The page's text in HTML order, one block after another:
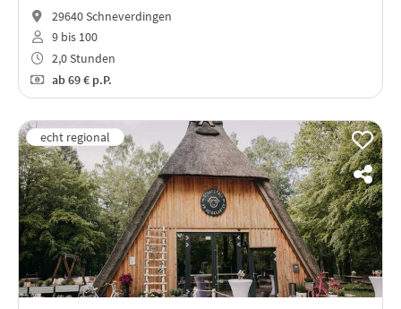
29640 Schneverdingen
9 bis 100
2,0 Stunden
ab69 € p.P.